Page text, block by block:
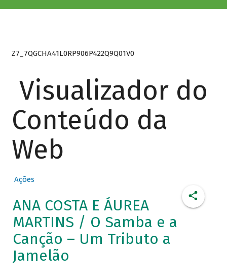
Z7_7QGCHA41L0RP906P422Q9Q01V0
Visualizador do
Conteúdo da
Web
Ações
ANA COSTA E ÁUREA
MARTINS / O Samba e a
Canção – Um Tributo a
Jamelão